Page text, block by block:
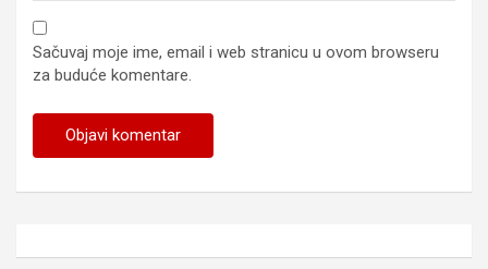
Sačuvaj moje ime, email i web stranicu u ovom browseru
za buduće komentare.